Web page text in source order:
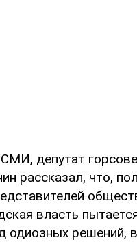
депутат
рассказал, что,
власть
одиозных решений,